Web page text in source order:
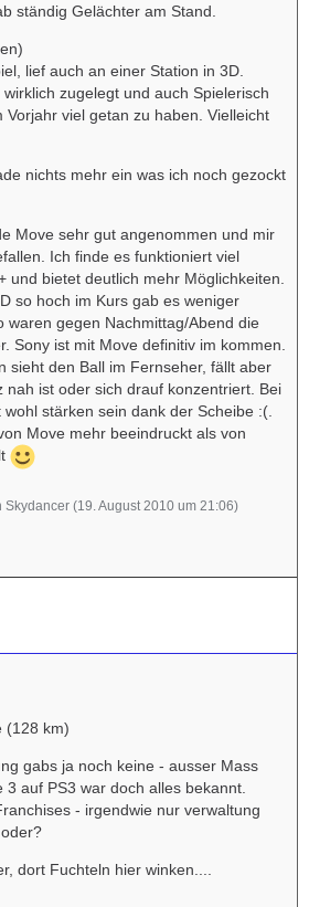
ständig Gelächter am Stand.
lief auch an einer Station in 3D.
zugelegt und auch Spielerisch
Vorjahr viel getan zu haben. Vielleicht
nichts mehr ein was ich noch gezockt
Move sehr gut angenommen und mir
Ich finde es funktioniert viel
und bietet deutlich mehr Möglichkeiten.
so hoch im Kurs gab es weniger
waren gegen Nachmittag/Abend die
Sony ist mit Move definitiv im kommen.
sieht den Ball im Fernseher, fällt aber
nah ist oder sich drauf konzentriert. Bei
stärken sein dank der Scheibe :(.
Move mehr beeindruckt als von
Skydancer (19. August 2010 um 21:06)
(128 km)
gabs ja noch keine - ausser Mass
3 auf PS3 war doch alles bekannt.
- irgendwie nur verwaltung
dort Fuchteln hier winken....